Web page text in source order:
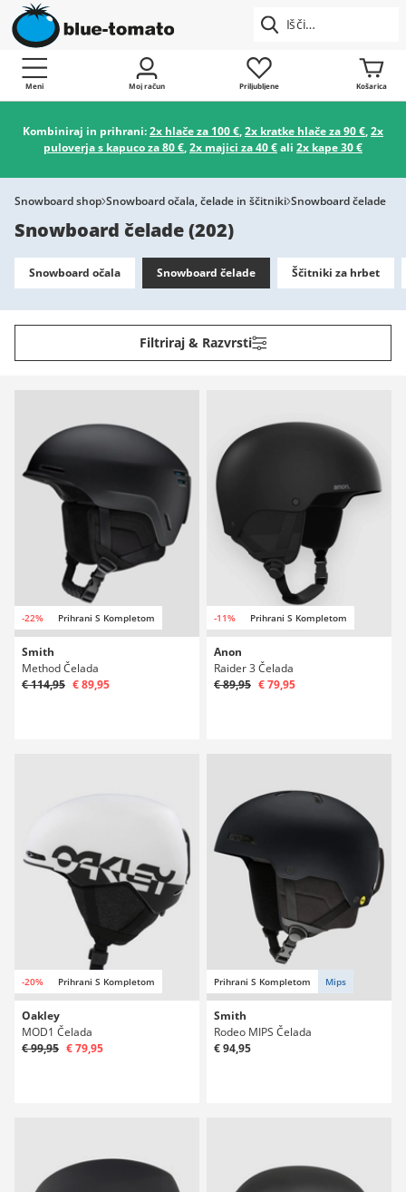
Meni Moj račun Priljubljene Košarica
Kombiniraj in prihrani:2x hlače za 100 €,2x kratke hlače za 90 €,2x
puloverja s kapuco za 80 €,2x majici za 40 €ali 2x kape 30 €
Snowboard shop Snowboard očala, čelade in ščitniki Snowboard čelade
Snowboard čelade(202)
Snowboard očala Snowboard čelade Ščitniki za hrbet
Filtriraj & Razvrsti
-22% Prihrani S Kompletom
Smith
Method Čelada
€ 114,95 € 89,95
-11% Prihrani S Kompletom
Anon
Raider 3 Čelada
€ 89,95 € 79,95
-20% Prihrani S Kompletom
Oakley
MOD1 Čelada
€ 99,95 € 79,95
Prihrani S Kompletom Mips
Smith
Rodeo MIPS Čelada
€ 94,95